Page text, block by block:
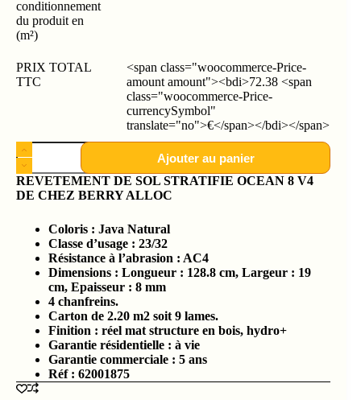
conditionnement
du produit en
(m²)
PRIX TOTAL
TTC
<span class="woocommerce-Price-
amount amount"><bdi>72.38 <span
class="woocommerce-Price-
currencySymbol"
translate="no">€</span></bdi></span>
Ajouter au panier
REVETEMENT DE SOL STRATIFIE OCEAN 8 V4
DE CHEZ BERRY ALLOC
Coloris : Java Natural
Classe d’usage : 23/32
Résistance à l’abrasion : AC4
Dimensions : Longueur : 128.8 cm, Largeur : 19
cm, Epaisseur : 8 mm
4 chanfreins.
Carton de 2.20 m2 soit 9 lames.
Finition : réel mat structure en bois, hydro+
Garantie résidentielle : à vie
Garantie commerciale : 5 ans
Réf : 62001875